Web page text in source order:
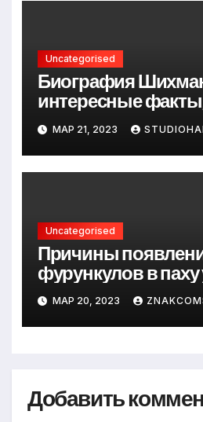
Uncategorised
Биография
интересные
и путь к успеху
МАР 21, 2023
Uncategorised
Причины
фурункулов в
МАР 20, 2023
Добавить